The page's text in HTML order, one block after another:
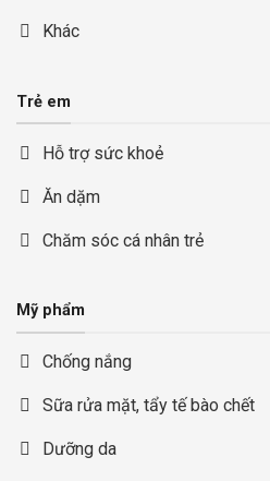
Khác
Trẻ em
Hỗ trợ sức khoẻ
Ăn dặm
Chăm sóc cá nhân trẻ
Mỹ phẩm
Chống nắng
Sữa rửa mặt, tẩy tế bào chết
Dưỡng da